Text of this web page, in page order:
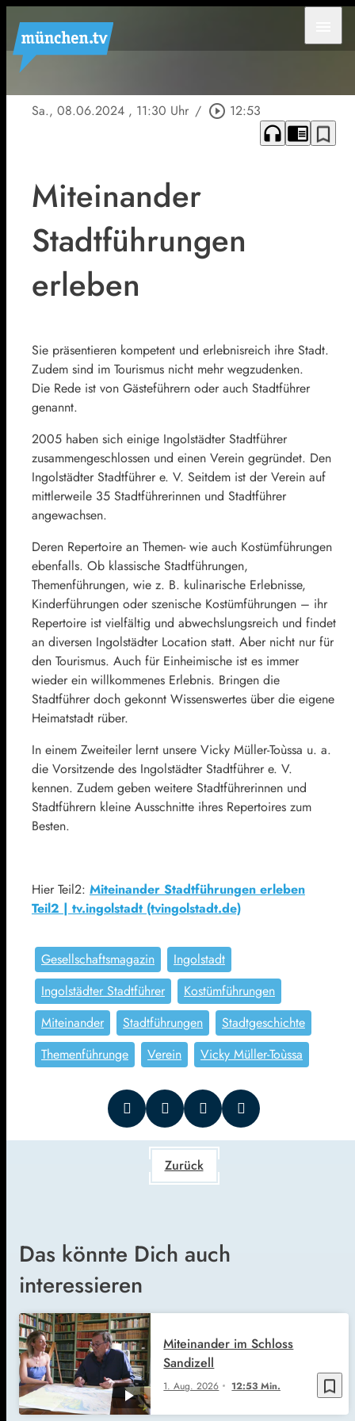
Sa., 08.06.2024 , 11:30 Uhr / play_circle_outline 12:53
headphones chrome_reader_mode bookmark_border
Miteinander
Stadtführungen
erleben
Sie präsentieren kompetent und erlebnisreich ihre Stadt.
Zudem sind im Tourismus nicht mehr wegzudenken.
Die Rede ist von Gästeführern oder auch Stadtführer
genannt.
2005 haben sich einige Ingolstädter Stadtführer
zusammengeschlossen und einen Verein gegründet. Den
Ingolstädter Stadtführer e. V. Seitdem ist der Verein auf
mittlerweile 35 Stadtführerinnen und Stadtführer
angewachsen.
Deren Repertoire an Themen- wie auch Kostümführungen
ebenfalls. Ob klassische Stadtführungen,
Themenführungen, wie z. B. kulinarische Erlebnisse,
Kinderführungen oder szenische Kostümführungen – ihr
Repertoire ist vielfältig und abwechslungsreich und findet
an diversen Ingolstädter Location statt. Aber nicht nur für
den Tourismus. Auch für Einheimische ist es immer
wieder ein willkommenes Erlebnis. Bringen die
Stadtführer doch gekonnt Wissenswertes über die eigene
Heimatstadt rüber.
In einem Zweiteiler lernt unsere Vicky Müller-Toùssa u. a.
die Vorsitzende des Ingolstädter Stadtführer e. V.
kennen. Zudem geben weitere Stadtführerinnen und
Stadtführern kleine Ausschnitte ihres Repertoires zum
Besten.
Hier Teil2: Miteinander Stadtführungen erleben
Teil2 | tv.ingolstadt (tvingolstadt.de)
Gesellschaftsmagazin
Ingolstadt
Ingolstädter Stadtführer
Kostümführungen
Miteinander
Stadtführungen
Stadtgeschichte
Themenführunge
Verein Vicky Müller-Toùssa
Zurück
Das könnte Dich auch
interessieren
bookmark_border
1. Aug. 2026 12:53 Min.
Miteinander im Schloss
Sandizell